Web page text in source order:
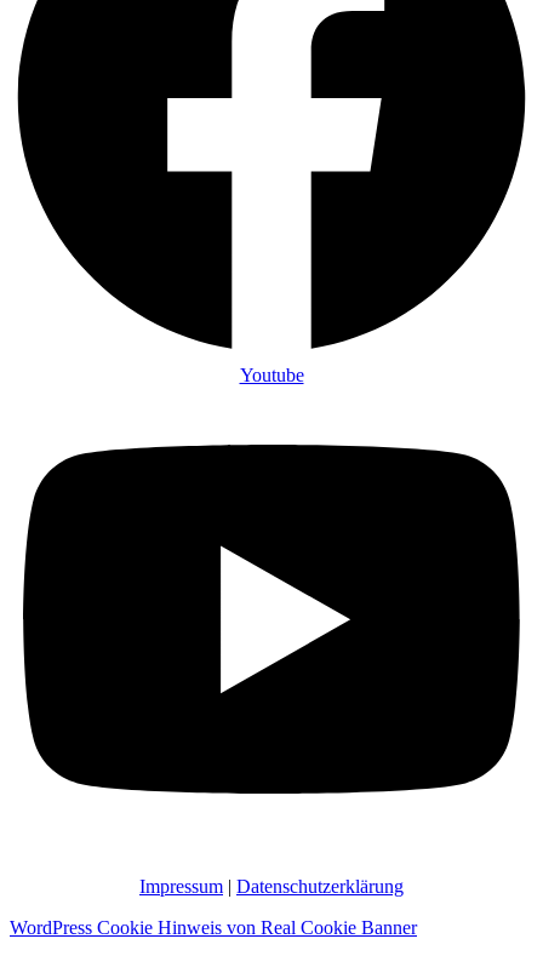
Youtube
Impressum | Datenschutzerklärung
WordPress Cookie Hinweis von Real Cookie Banner